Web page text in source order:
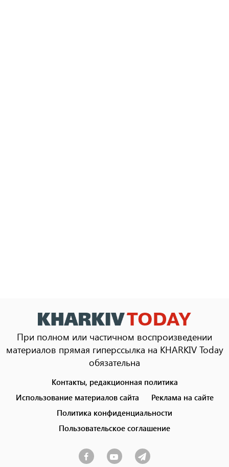
При полном или частичном воспроизведении
материалов прямая гиперссылка на KHARKIV Today
обязательна
menu
Контакты, редакционная политика
Использование материалов сайта
Реклама на сайте
Политика конфиденциальности
Пользовательское соглашение